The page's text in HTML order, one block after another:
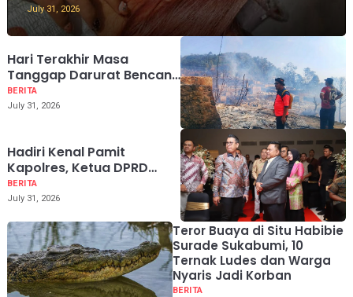
July 31, 2026
Hari Terakhir Masa
Tanggap Darurat Bencana
Ciptamulya Sukabumi, 12
KK Masih di Pengungsian
BERITA
July 31, 2026
Hadiri Kenal Pamit
Kapolres, Ketua DPRD
Sukabumi Budi Azhar Titip
Pesan Sinergitas
BERITA
July 31, 2026
Teror Buaya di Situ Habibie
Surade Sukabumi, 10
Ternak Ludes dan Warga
Nyaris Jadi Korban
BERITA